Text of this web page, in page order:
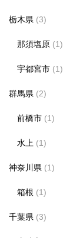
栃木県 (3)
那須塩原 (1)
宇都宮市 (1)
群馬県 (2)
前橋市 (1)
水上 (1)
神奈川県 (1)
箱根 (1)
千葉県 (3)